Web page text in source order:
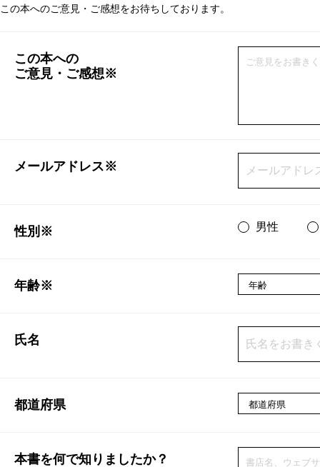
この本へのご意見・ご感想をお待ちしております。
この本への
ご意見・ご感想※
メールアドレス※
性別※ 男性
年齢※
氏名
都道府県
本書を何で知りましたか？